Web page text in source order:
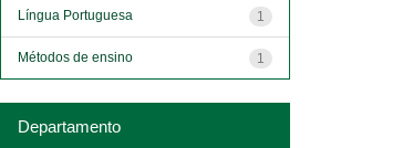
1
Língua Portuguesa
1
Métodos de ensino
Departamento